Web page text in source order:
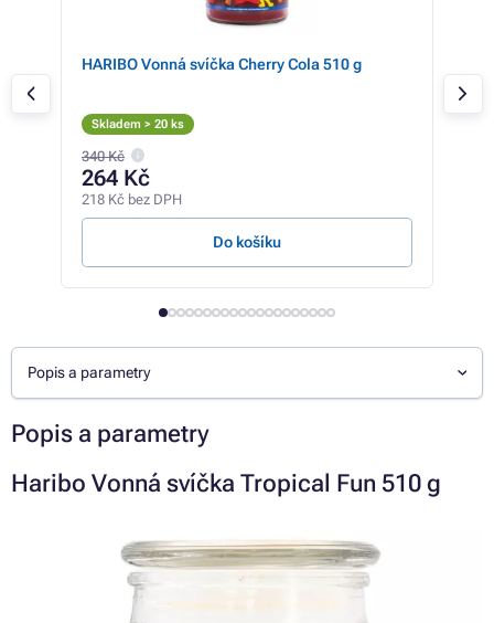
HARIBO Vonná svíčka Cherry Cola 510 g
Skladem > 20 ks
340 Kč
264 Kč
218 Kč bez DPH
Do košíku
Popis a parametry
Popis a parametry
Haribo Vonná svíčka Tropical Fun 510 g